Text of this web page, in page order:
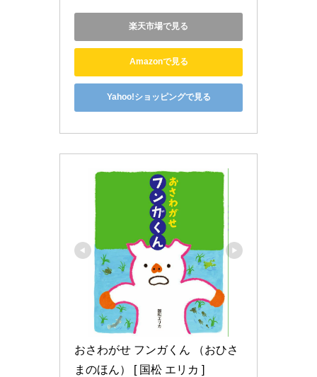
楽天市場で見る
Amazonで見る
Yahoo!ショッピングで見る
おさわがせ フンガくん （おひさ
まのほん） [ 国松 エリカ ]